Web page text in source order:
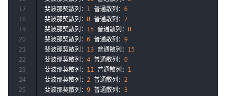
斐波那契散列： 1 普通散列： 6
斐波那契散列： 8 普通散列： 7
斐波那契散列： 15 普通散列： 8
斐波那契散列： 6 普通散列： 9
斐波那契散列： 13 普通散列： 15
斐波那契散列： 4 普通散列： 0
斐波那契散列： 11 普通散列： 1
斐波那契散列： 2 普通散列： 2
斐波那契散列： 9 普通散列： 3
17
18
19
20
21
22
23
24
25